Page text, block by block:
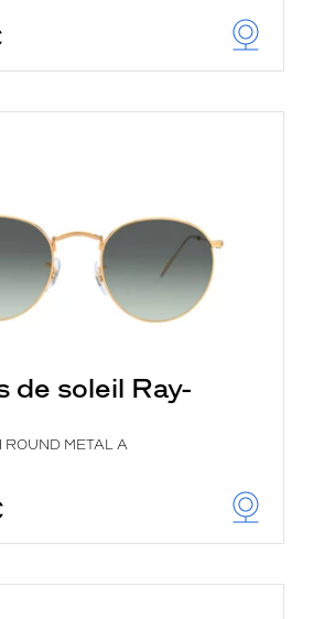
de soleil Ray-
ROUND METAL A